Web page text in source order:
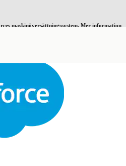
maskinöversättningssystem. Mer information